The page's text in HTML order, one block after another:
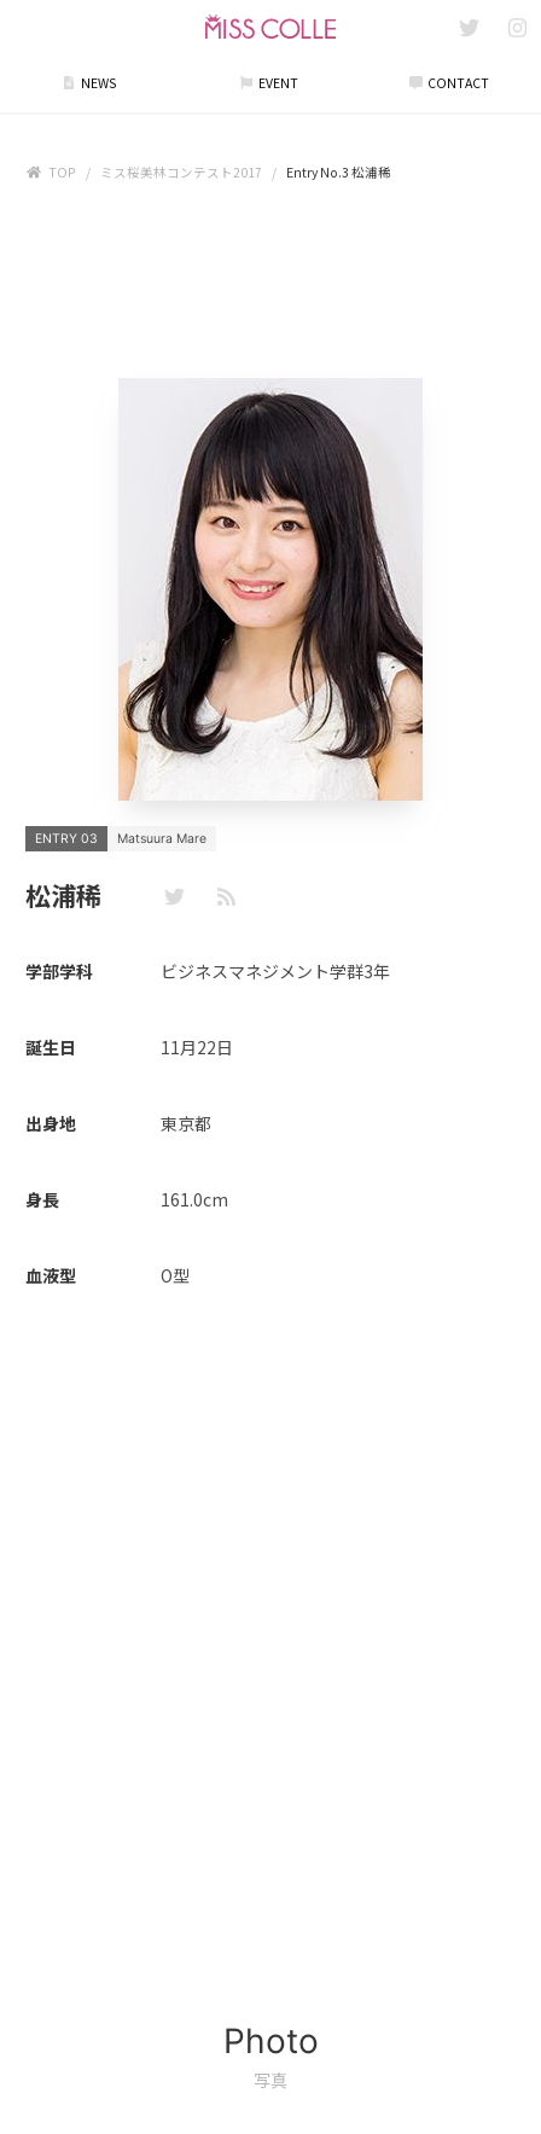
NEWS EVENT CONTACT
TOP ミス桜美林コンテスト2017 Entry No.3 松浦稀
ENTRY 03 Matsuura Mare
松浦稀
学部学科 ビジネスマネジメント学群3年
誕生日 11月22日
出身地 東京都
身長 161.0cm
血液型 O型
Photo
写真